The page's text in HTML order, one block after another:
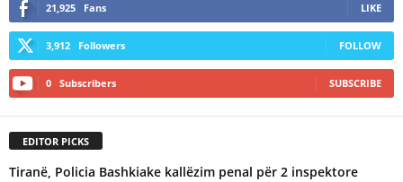
21,925 Fans LIKE
3,912 Followers FOLLOW
0 Subscribers SUBSCRIBE
EDITOR PICKS
Tiranë, Policia Bashkiake kallëzim penal për 2 inspektore